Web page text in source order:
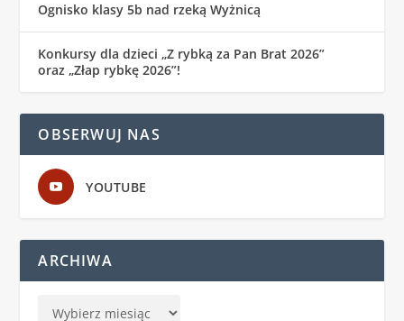
Ognisko klasy 5b nad rzeką Wyżnicą
Konkursy dla dzieci „Z rybką za Pan Brat 2026”
oraz „Złap rybkę 2026”!
OBSERWUJ NAS
YOUTUBE
ARCHIWA